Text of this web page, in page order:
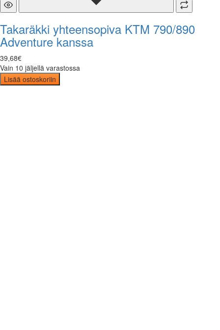
Takaräkki yhteensopiva KTM 790/890
Adventure kanssa
39,68€
Vain 10 jäljellä varastossa
Lisää ostoskoriin